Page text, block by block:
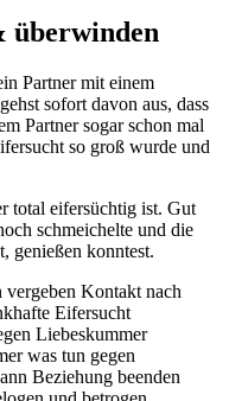
überwinden
Partner mit einem
sofort davon aus, dass
Partner sogar schon mal
so groß wurde und
total eifersüchtig ist. Gut
schmeichelte und die
genießen konntest.